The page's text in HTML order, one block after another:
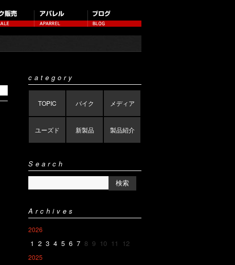
category
TOPIC バイク メディア
ユーズド 新製品 製品紹介
Search
Archives
2026
1 2 3 4 5 6 7 8 9 10 11 12
2025